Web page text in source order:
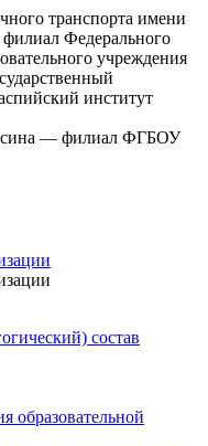
транспорта имени
Федерального
учреждения
институт
— филиал ФГБОУ
состав
образовательной